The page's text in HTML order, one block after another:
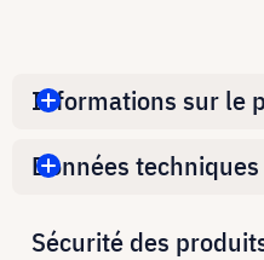
Informations sur le
Données techniques
Sécurité des